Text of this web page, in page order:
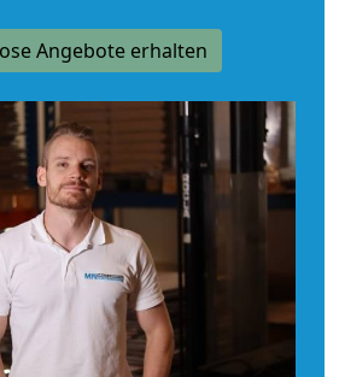
Angebote erhalten